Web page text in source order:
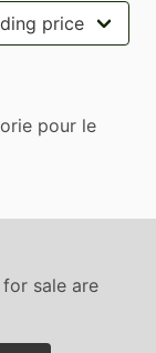
pour le
sale are